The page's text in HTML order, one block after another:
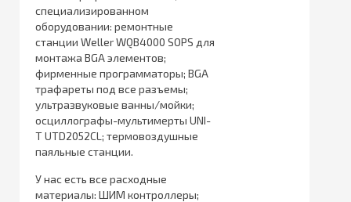
специализированном
оборудовании: ремонтные
станции Weller WQB4000 SOPS для
монтажа BGA элементов;
фирменные программаторы; BGA
трафареты под все разъемы;
ультразвуковые ванны/мойки;
осциллографы-мультимерты UNI-
T UTD2052CL; термовоздушные
паяльные станции.
У нас есть все расходные
материалы: ШИМ контроллеры;